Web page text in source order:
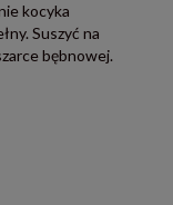
kocyka
Suszyć na
bębnowej.